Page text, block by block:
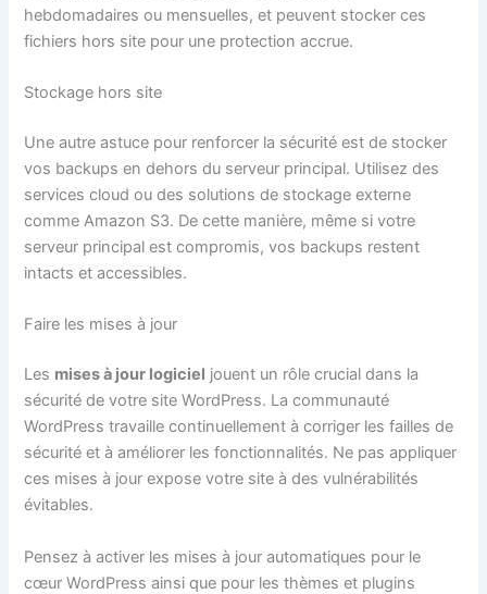
hebdomadaires ou mensuelles, et peuvent stocker ces
fichiers hors site pour une protection accrue.
Stockage hors site
Une autre astuce pour renforcer la sécurité est de stocker
vos backups en dehors du serveur principal. Utilisez des
services cloud ou des solutions de stockage externe
comme Amazon S3. De cette manière, même si votre
serveur principal est compromis, vos backups restent
intacts et accessibles.
Faire les mises à jour
Les mises à jour logiciel jouent un rôle crucial dans la
sécurité de votre site WordPress. La communauté
WordPress travaille continuellement à corriger les failles de
sécurité et à améliorer les fonctionnalités. Ne pas appliquer
ces mises à jour expose votre site à des vulnérabilités
évitables.
Pensez à activer les mises à jour automatiques pour le
cœur WordPress ainsi que pour les thèmes et plugins